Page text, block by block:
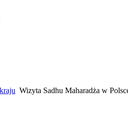
Wizyta Sadhu Maharadża w